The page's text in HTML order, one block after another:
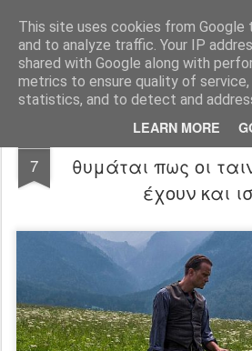
This site uses cookies from
and to analyze traffic. Your IP
shared with Google along with
metrics to ensure quality of service,
statistics, and to detect and
LEARN MORE
FilmBoy
7
A Hidden Life trailer:
θυμάται πως οι
έχουν και